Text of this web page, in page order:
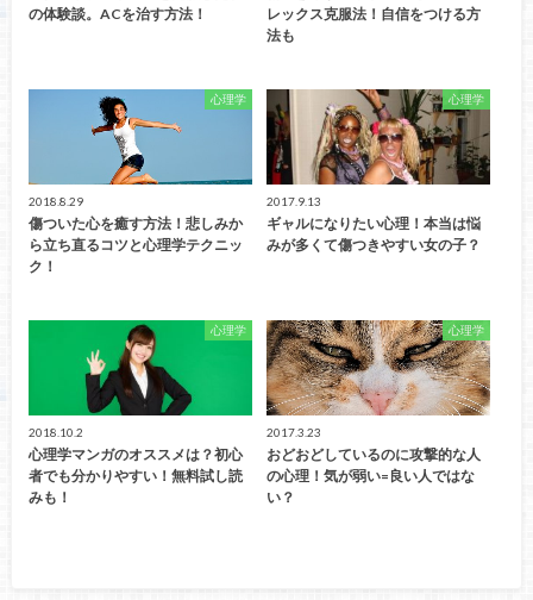
の体験談。ACを治す方法！
レックス克服法！自信をつける方
法も
心理学
2018.8.29
傷ついた心を癒す方法！悲しみか
ら立ち直るコツと心理学テクニッ
ク！
心理学
2017.9.13
ギャルになりたい心理！本当は悩
みが多くて傷つきやすい女の子？
心理学
2018.10.2
心理学マンガのオススメは？初心
者でも分かりやすい！無料試し読
みも！
心理学
2017.3.23
おどおどしているのに攻撃的な人
の心理！気が弱い=良い人ではな
い？